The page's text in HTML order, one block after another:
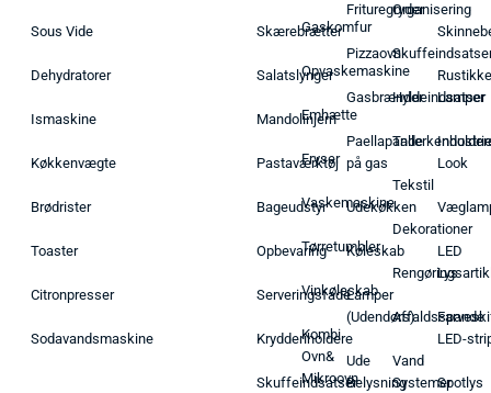
Sous Vide
Dehydratorer
Ismaskine
Køkkenvægte
Brødrister
Toaster
Citronpresser
Sodavandsmaskine
Skærebrætter
Salatslynger
Mandolinjern
Pastaværktøj
Bageudstyr
Opbevaring
Serveringsfade
Krydderiholdere
Skuffeindsatser
Gaskomfur
Opvaskemaskine
Emhætte
Fryser
Vaskemaskine
Tørretumbler
Vinkøleskab
Kombi
Ovn&
Mikroovn
Frituregryder
Pizzaovn
Gasbrænder
Paellapande
på gas
Udekøkken
Køleskab
Lamper
(Udendørs)
Ude
Belysning
Organisering
Hyldeindsatser
Tekstil
Dekorationer
Affaldsspande
Vand
Systemer
Rustikke
Lamper
Look
LED
Lys
LED-
Spotlys